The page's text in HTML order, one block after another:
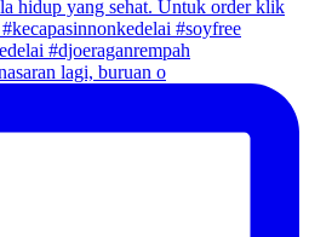
lagi, buruan o